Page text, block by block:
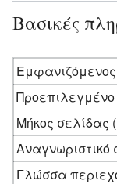
Βασικές
Εμφανιζόμενος
Προεπιλεγμένο
Μήκος σελίδας
Αναγνωριστικό
Γλώσσα